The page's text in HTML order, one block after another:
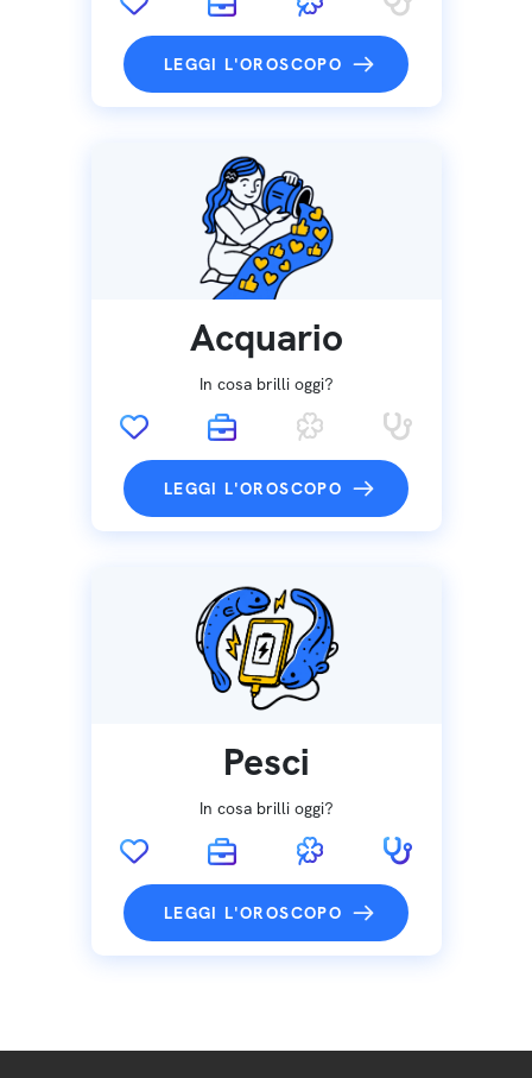
LEGGI L'OROSCOPO
Acquario
In cosa brilli oggi?
LEGGI L'OROSCOPO
Pesci
In cosa brilli oggi?
LEGGI L'OROSCOPO